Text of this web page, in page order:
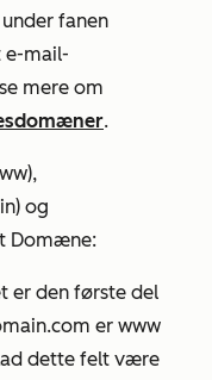
under fanen
e-mail-
mere om
.
),
) og
Domæne:
er den første del
er www
dette felt være